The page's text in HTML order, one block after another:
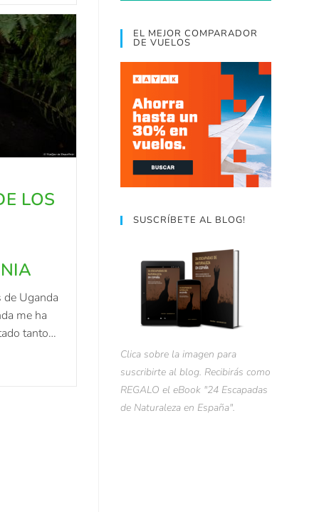
LOS
Uganda
me ha
tanto…
EL MEJOR COMPARADOR
DE VUELOS
SUSCRÍBETE AL BLOG!
Clica sobre la imagen para
suscribirte al blog. Recibirás como
REGALO el eBook "24 Escapadas
de Naturaleza en España".